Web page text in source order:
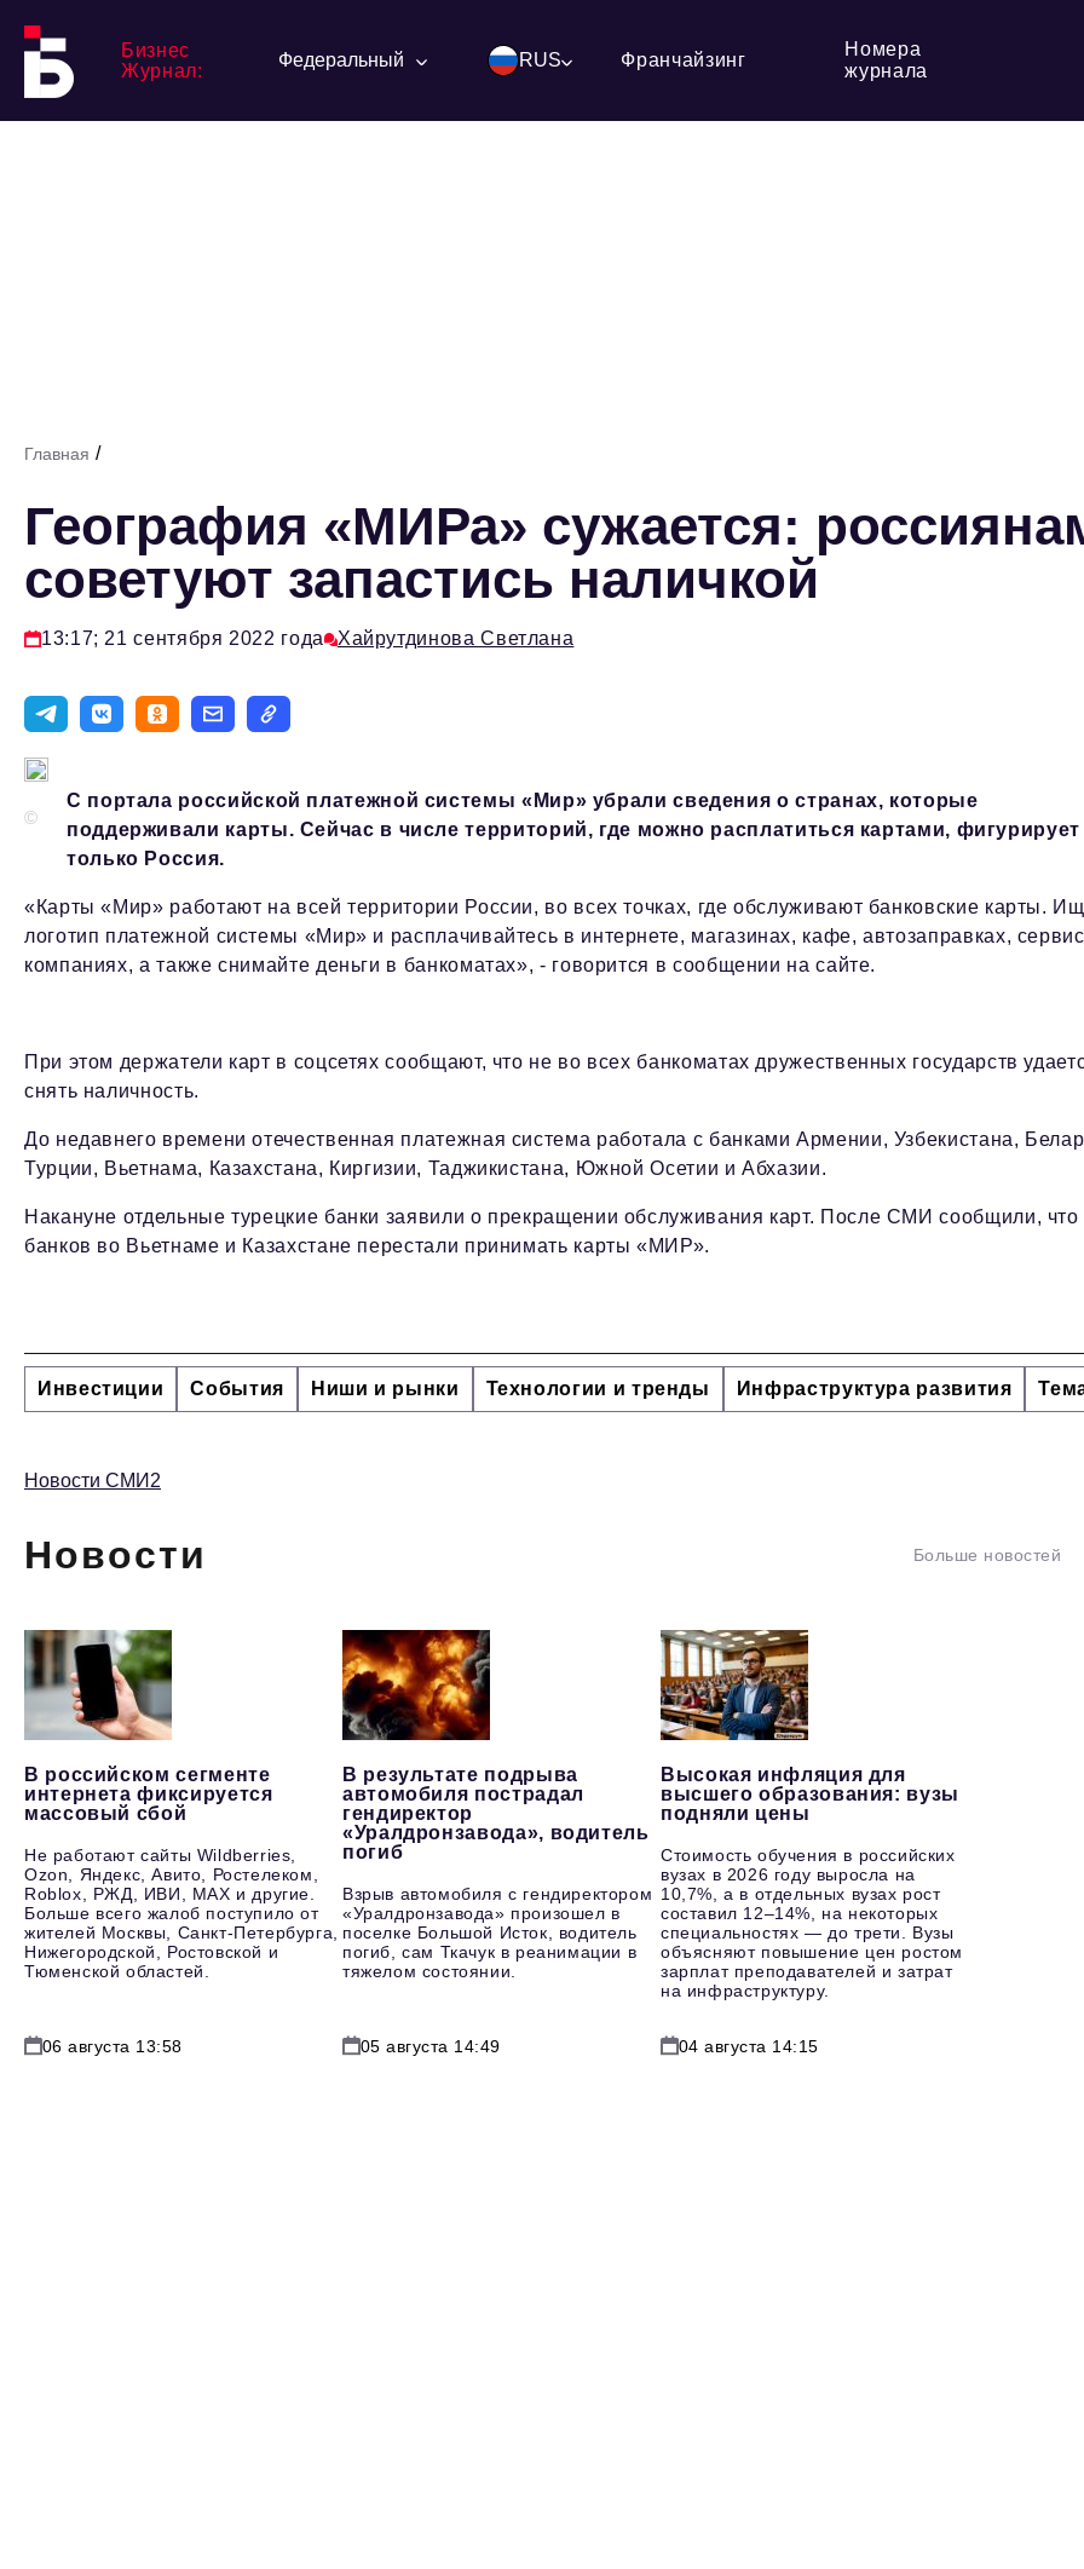
Бизнес
Журнал:
Федеральный RUS Франчайзинг
Номера
журнала
Главная /
География «МИРа» сужается:
советуют запастись наличкой
13:17; 21 сентября 2022 года Хайрутдинова Светлана
©
С портала российской платежной системы «Мир» убрали сведения о странах, которые
поддерживали карты. Сейчас в числе территорий, где можно расплатиться картами, фигурирует
только Россия.
«Карты «Мир» работают на всей территории России, во всех точках, где обслуживают банковские карты.
логотип платежной системы «Мир» и расплачивайтесь в интернете, магазинах, кафе, автозаправках,
компаниях, а также снимайте деньги в банкоматах», - говорится в сообщении на сайте.
При этом держатели карт в соцсетях сообщают, что не во всех банкоматах дружественных государств
снять наличность.
До недавнего времени отечественная платежная система работала с банками Армении, Узбекистана,
Турции, Вьетнама, Казахстана, Киргизии, Таджикистана, Южной Осетии и Абхазии.
Накануне отдельные турецкие банки заявили о прекращении обслуживания карт. После СМИ сообщили, что
банков во Вьетнаме и Казахстане перестали принимать карты «МИР».
Инвестиции События Ниши и рынки Технологии и тренды Инфраструктура развития
Новости СМИ2
Новости Больше новостей
В российском сегменте
интернета фиксируется
массовый сбой
Не работают сайты Wildberries,
Ozon, Яндекс, Авито, Ростелеком,
Roblox, РЖД, ИВИ, MAX и другие.
Больше всего жалоб поступило от
жителей Москвы, Санкт-Петербурга,
Нижегородской, Ростовской и
Тюменской областей.
06 августа 13:58
В результате подрыва
автомобиля пострадал
гендиректор
«Уралдронзавода», водитель
погиб
Взрыв автомобиля с гендиректором
«Уралдронзавода» произошел в
поселке Большой Исток, водитель
погиб, сам Ткачук в реанимации в
тяжелом состоянии.
05 августа 14:49
Высокая инфляция для
высшего образования: вузы
подняли цены
Стоимость обучения в российских
вузах в 2026 году выросла на
10,7%, а в отдельных вузах рост
составил 12–14%, на некоторых
специальностях — до трети. Вузы
объясняют повышение цен ростом
зарплат преподавателей и затрат
на инфраструктуру.
04 августа 14:15